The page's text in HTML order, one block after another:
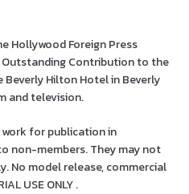
Hollywood Foreign Press
Outstanding Contribution to the
Hilton Hotel in Beverly
and television.
for publication in
non-members. They may not
No model release, commercial
USE ONLY .